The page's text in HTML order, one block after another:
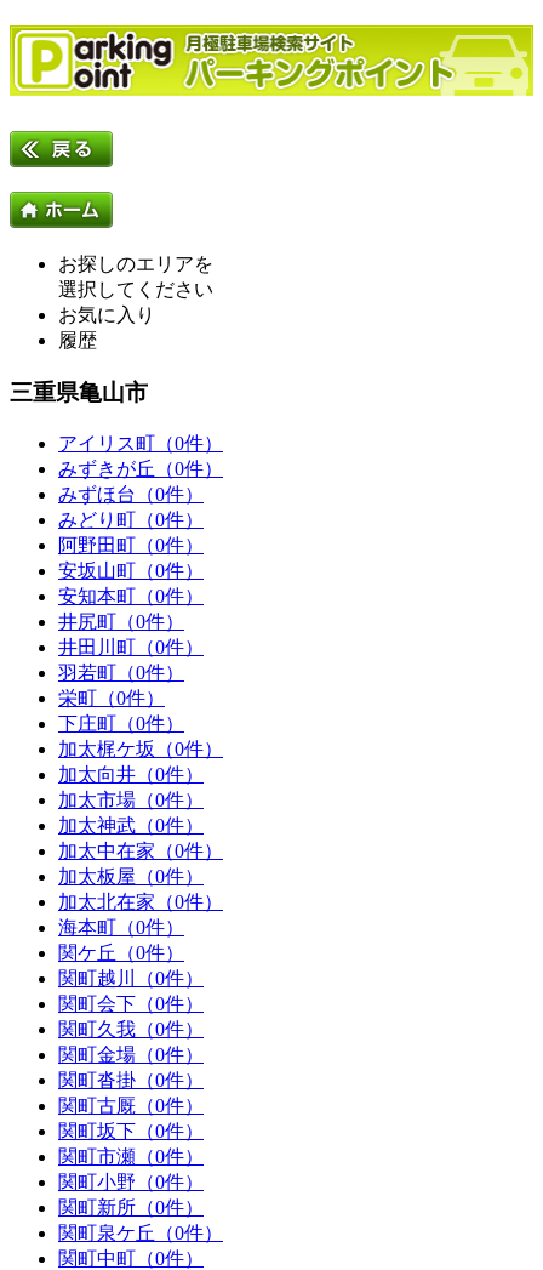
お探しのエリアを
選択してください
お気に入り
履歴
三重県亀山市
アイリス町（0件）
みずきが丘（0件）
みずほ台（0件）
みどり町（0件）
阿野田町（0件）
安坂山町（0件）
安知本町（0件）
井尻町（0件）
井田川町（0件）
羽若町（0件）
栄町（0件）
下庄町（0件）
加太梶ケ坂（0件）
加太向井（0件）
加太市場（0件）
加太神武（0件）
加太中在家（0件）
加太板屋（0件）
加太北在家（0件）
海本町（0件）
関ケ丘（0件）
関町越川（0件）
関町会下（0件）
関町久我（0件）
関町金場（0件）
関町沓掛（0件）
関町古厩（0件）
関町坂下（0件）
関町市瀬（0件）
関町小野（0件）
関町新所（0件）
関町泉ケ丘（0件）
関町中町（0件）